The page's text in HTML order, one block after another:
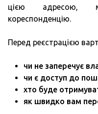
цією адресою,
кореспонденцію.
Перед реєстрацією
чи не заперечує
чи є доступ до
хто буде
як швидко вам